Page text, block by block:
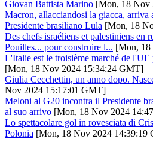
Giovan Battista Marino [Mon, 18 Nov
Macron, allacciandosi la giacca, arriva
Presidente brasiliano Lula [Mon, 18
Des chefs israéliens et palestiniens en
Pouilles... pour construire l... [Mon,
L'Italie est le troisième marché de
[Mon, 18 Nov 2024 15:34:24 GMT]
Giulia Cecchettin, un anno dopo.
Nov 2024 15:17:01 GMT]
Meloni al G20 incontra il Presidente
al suo arrivo [Mon, 18 Nov 2024
Lo spettacolare gol in rovesciata di
Polonia [Mon, 18 Nov 2024 14:39:19